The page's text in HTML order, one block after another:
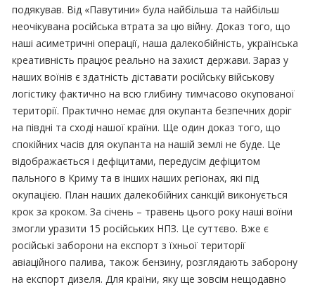
подякував. Від «Павутини» була найбільша та найбільш
неочікувана російська втрата за цю війну. Доказ того, що
наші асиметричні операції, наша далекобійність, українська
креативність працює реально на захист держави. Зараз у
наших воїнів є здатність діставати російську військову
логістику фактично на всю глибину тимчасово окупованої
території. Практично немає для окупанта безпечних доріг
на півдні та сході нашої країни. Ще один доказ того, що
спокійних часів для окупанта на нашій землі не буде. Це
відображається і дефіцитами, передусім дефіцитом
пального в Криму та в інших наших регіонах, які під
окупацією. План наших далекобійних санкцій виконується
крок за кроком. За січень – травень цього року наші воїни
змогли уразити 15 російських НПЗ. Це суттєво. Вже є
російські заборони на експорт з їхньої території
авіаційного палива, також бензину, розглядають заборону
на експорт дизеля. Для країни, яку ще зовсім нещодавно